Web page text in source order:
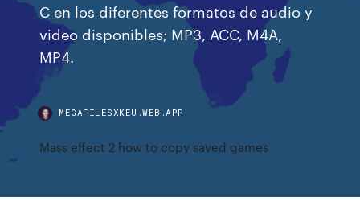
C en los diferentes formatos de audio y
video disponibles; MP3, ACC, M4A,
MP4.
MEGAFILESXKEU.WEB.APP
Mass effect 2 how to copy saved games